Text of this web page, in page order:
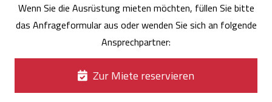
Wenn Sie die Ausrüstung mieten möchten, füllen Sie bitte
das Anfrageformular aus oder wenden Sie sich an folgende
Ansprechpartner:
Zur Miete reservieren